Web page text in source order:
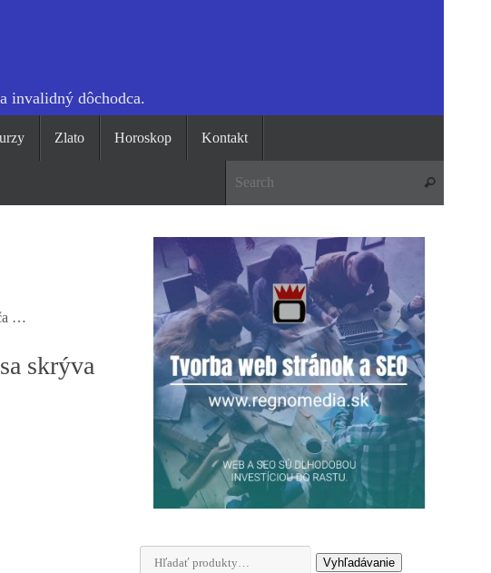
invalidný dôchodca.
Zlato Horoskop Kontakt
Search
…
skrýva
Hľadať: Vyhľadávanie